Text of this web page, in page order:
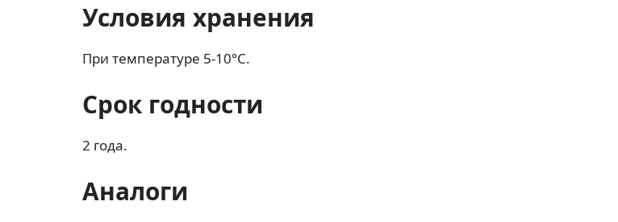
Условия хранения
При температуре 5-10°C.
Срок годности
2 года.
Аналоги